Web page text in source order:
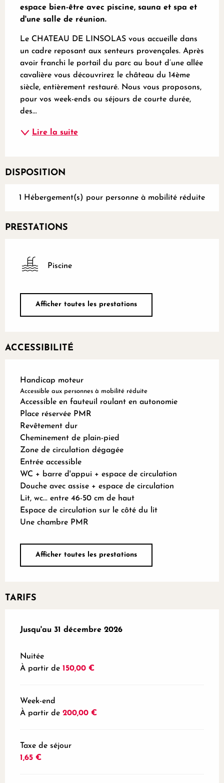
espace bien-être avec piscine, sauna et spa et
d'une salle de réunion.
Le CHATEAU DE LINSOLAS vous accueille dans
un cadre reposant aux senteurs provençales. Après
avoir franchi le portail du parc au bout d’une allée
cavalière vous découvrirez le château du 14ème
siècle, entièrement restauré. Nous vous proposons,
pour vos week-ends ou séjours de courte durée,
des...
Lire la suite
DISPOSITION
1 Hébergement(s) pour personne à mobilité réduite
PRESTATIONS
Piscine
Afficher toutes les prestations
ACCESSIBILITÉ
Handicap moteur
Accessible aux personnes à mobilité réduite
Accessible en fauteuil roulant en autonomie
Place réservée PMR
Revêtement dur
Cheminement de plain-pied
Zone de circulation dégagée
Entrée accessible
WC + barre d'appui + espace de circulation
Douche avec assise + espace de circulation
Lit, wc... entre 46-50 cm de haut
Espace de circulation sur le côté du lit
Une chambre PMR
Afficher toutes les prestations
TARIFS
Du1 juillet 2026au31 décembre 2026
Jusqu'au 31 décembre 2026
Nuitée
À partir de 150,00 €
Week-end
À partir de 200,00 €
Taxe de séjour
1,65 €